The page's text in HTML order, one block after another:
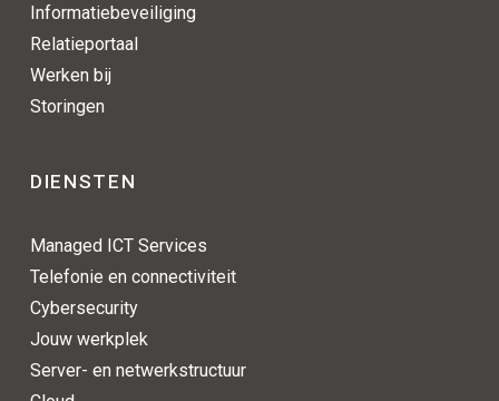
Informatiebeveiliging
Relatieportaal
Werken bij
Storingen
DIENSTEN
Managed ICT Services
Telefonie en connectiviteit
Cybersecurity
Jouw werkplek
Server- en netwerkstructuur